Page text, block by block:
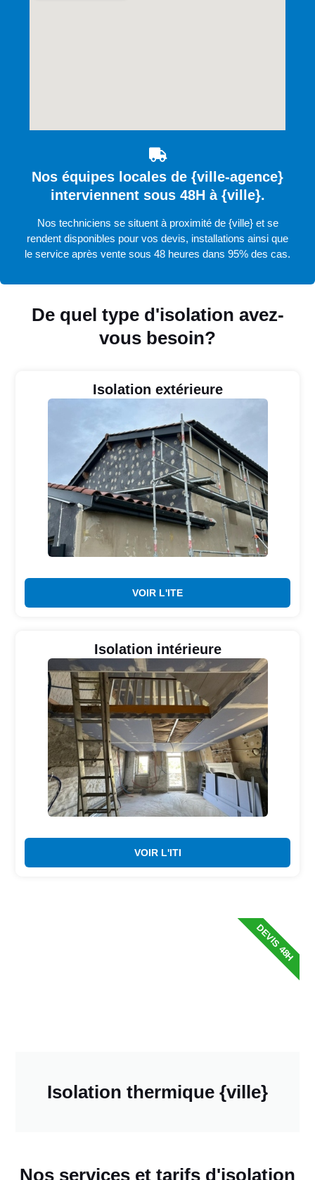
De quel type d'isolation avez-
vous besoin?
Isolation extérieure
VOIR L'ITE
Isolation intérieure
VOIR L'ITI
Isolation thermique {ville}
DEVIS 48H
Nos équipes locales de {ville-agence}
interviennent sous 48H à {ville}.
Nos techniciens se situent à proximité de {ville} et se
rendent disponibles pour vos devis, installations ainsi que
le service après vente sous 48 heures dans 95% des cas.
Nos services et tarifs d'isolation